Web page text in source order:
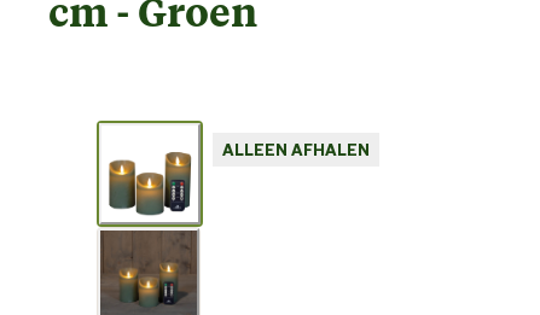
cm - Groen
ALLEEN AFHALEN